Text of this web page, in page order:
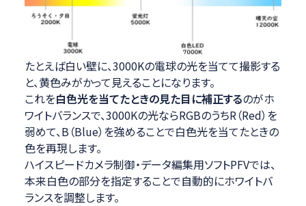
たとえば白い壁に、3000Kの電球の光を当てて撮影する
と、黄色みがかって見えることになります。
これを白色光を当てたときの見た目に補正するのがホ
ワイトバランスで、3000Kの光ならRGBのうちR（Red）を
弱めて、B（Blue）を強めることで白色光を当てたときの
色を再現します。
ハイスピードカメラ制御・データ編集用ソフトPFVでは、
本来白色の部分を指定することで自動的にホワイトバ
ランスを調整します。